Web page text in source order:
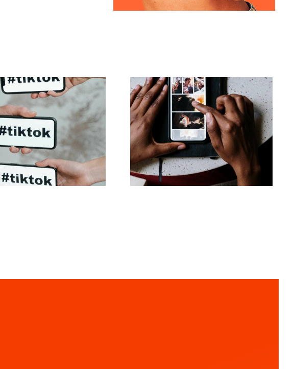
De bedste
for
TikTok i 2024
Bedste apps til at
animere fotos til
fængende Facebook-
opslag